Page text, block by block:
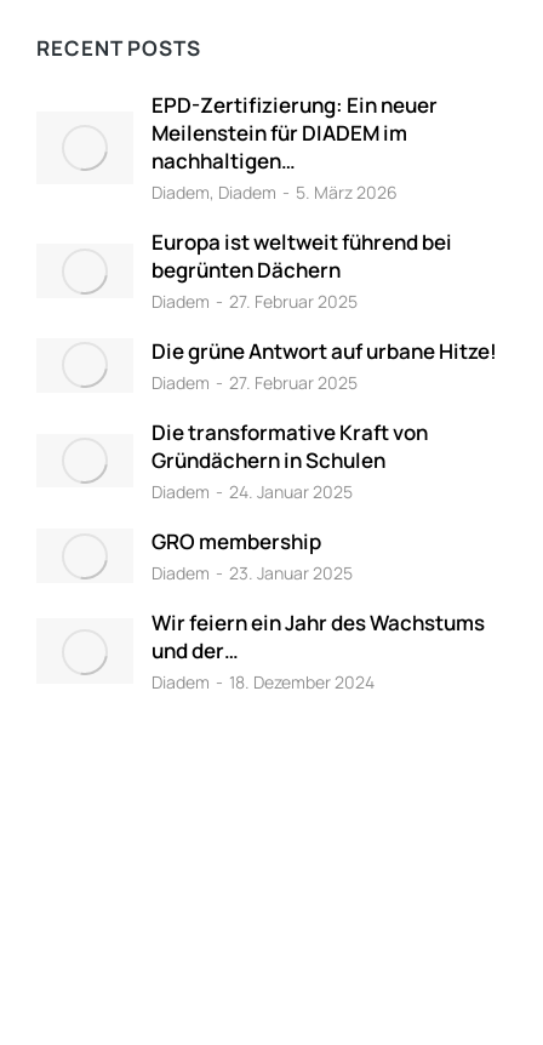
RECENT POSTS
EPD-Zertifizierung: Ein neuer
Meilenstein für DIADEM im
nachhaltigen…
Diadem, Diadem 5. März 2026
Europa ist weltweit führend bei
begrünten Dächern
Diadem 27. Februar 2025
Die grüne Antwort auf urbane Hitze!
Diadem 27. Februar 2025
Die transformative Kraft von
Gründächern in Schulen
Diadem 24. Januar 2025
GRO membership
Diadem 23. Januar 2025
Wir feiern ein Jahr des Wachstums
und der…
Diadem 18. Dezember 2024